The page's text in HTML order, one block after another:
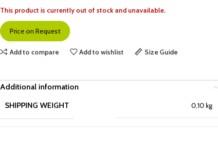
This product is currently out of stock and unavailable.
Price on Request
Add to compare Add to wishlist Size Guide
Additional information
SHIPPING WEIGHT
0,10 kg